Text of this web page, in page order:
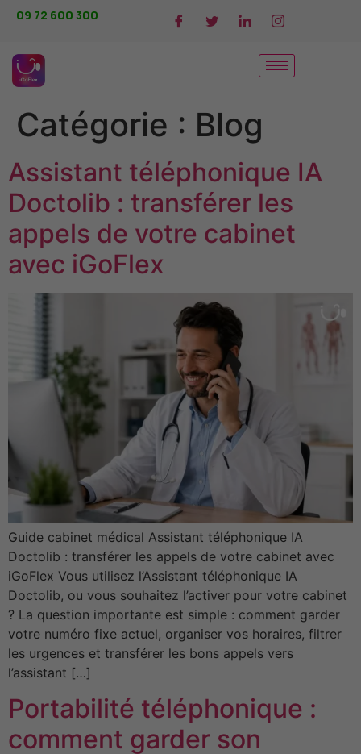
09 72 600 300
Catégorie : Blog
Assistant téléphonique IA
Doctolib : transférer les
appels de votre cabinet
avec iGoFlex
Guide cabinet médical Assistant téléphonique IA
Doctolib : transférer les appels de votre cabinet avec
iGoFlex Vous utilisez l’Assistant téléphonique IA
Doctolib, ou vous souhaitez l’activer pour votre cabinet
? La question importante est simple : comment garder
votre numéro fixe actuel, organiser vos horaires, filtrer
les urgences et transférer les bons appels vers
l’assistant […]
Portabilité téléphonique :
comment garder son